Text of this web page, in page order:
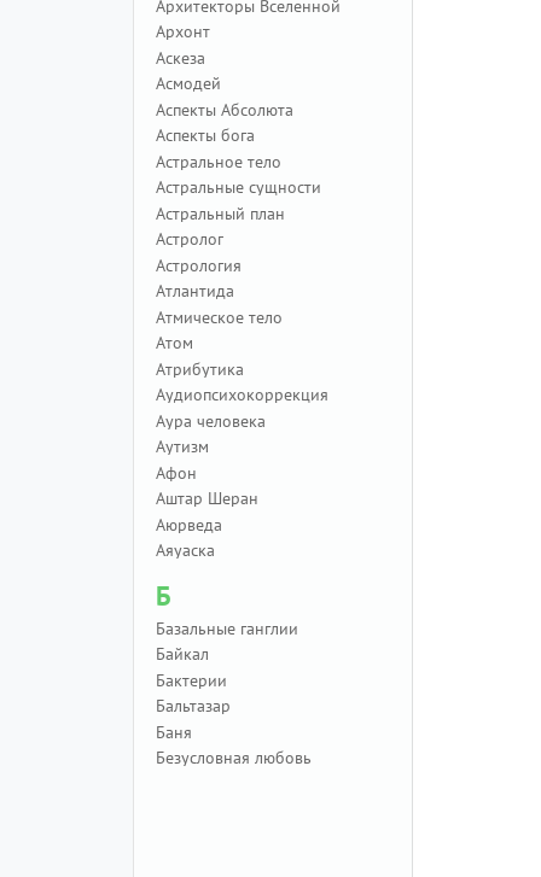
Архитекторы Вселенной
Архонт
Аскеза
Асмодей
Аспекты Абсолюта
Аспекты бога
Астральное тело
Астральные сущности
Астральный план
Астролог
Астрология
Атлантида
Атмическое тело
Атом
Атрибутика
Аудиопсихокоррекция
Аура человека
Аутизм
Афон
Аштар Шеран
Аюрведа
Аяуаска
Б
Базальные ганглии
Байкал
Бактерии
Бальтазар
Баня
Безусловная любовь